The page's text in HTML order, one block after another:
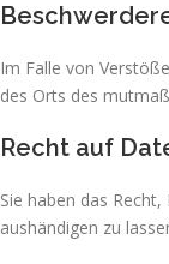
Im Falle von
des Orts des
Recht auf
Sie haben das
aushändigen zu